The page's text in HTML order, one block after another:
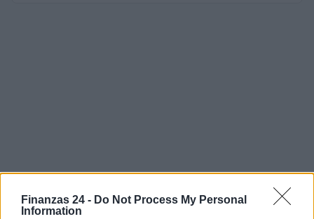
Finanzas 24 - Do Not Process My Personal
Information